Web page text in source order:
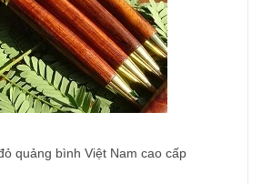
quảng bình Việt Nam cao cấp